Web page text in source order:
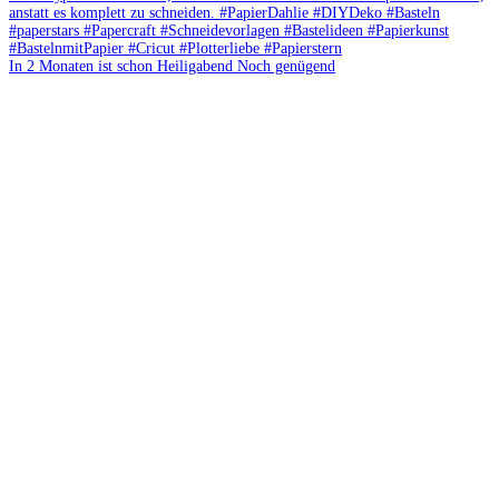
In 2 Monaten ist schon Heiligabend Noch genügend